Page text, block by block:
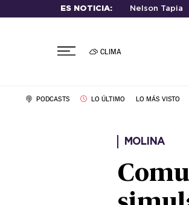
ES NOTICIA: Nelson Tapia
CLIMA
PODCASTS LO ÚLTIMO LO MÁS VISTO
MOLINA